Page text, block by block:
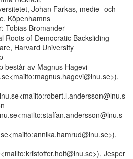
Johan Farkas, medie- och
Köpenhamns
Tobias Bromander
Harvard University
består av Magnus Hagevi
Jesper